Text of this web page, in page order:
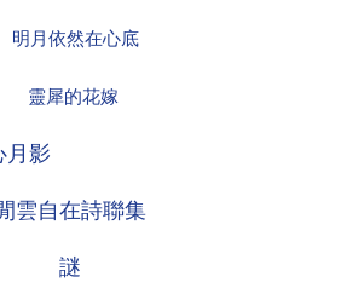
明月依然在心底
靈犀的花嫁
月影
雲自在詩聯集
謎